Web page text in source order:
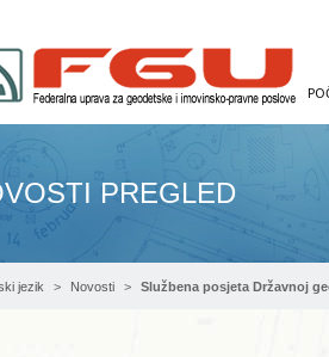
PREGLED
jezik Novosti Službena posjeta Državnoj